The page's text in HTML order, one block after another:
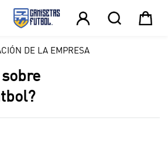
  
DE LA EMPRESA